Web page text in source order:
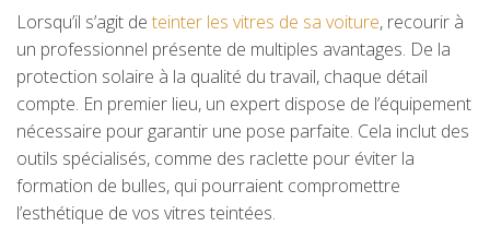
Lorsqu’il s’agit de teinter les vitres de sa voiture, recourir à
un professionnel présente de multiples avantages. De la
protection solaire à la qualité du travail, chaque détail
compte. En premier lieu, un expert dispose de l’équipement
nécessaire pour garantir une pose parfaite. Cela inclut des
outils spécialisés, comme des raclette pour éviter la
formation de bulles, qui pourraient compromettre
l’esthétique de vos vitres teintées.